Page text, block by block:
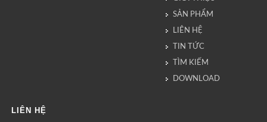
SẢN PHẨM
LIÊN HỆ
TIN TỨC
TÌM KIẾM
DOWNLOAD
LIÊN HỆ